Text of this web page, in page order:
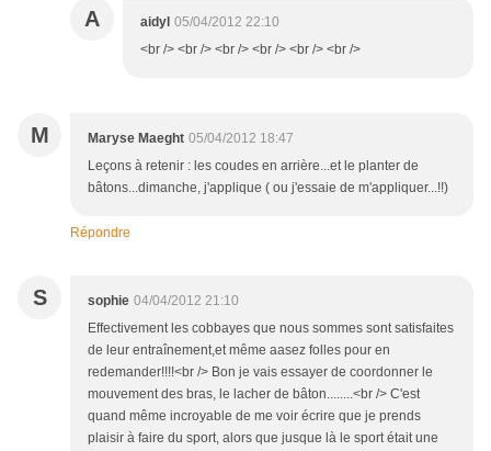
A aidyl 05/04/2012 22:10
<br /> <br /> <br /> <br /> <br /> <br />
M Maryse Maeght 05/04/2012 18:47
Leçons à retenir : les coudes en arrière...et le planter de
bâtons...dimanche, j'applique ( ou j'essaie de m'appliquer...!!)
Répondre
S sophie 04/04/2012 21:10
Effectivement les cobbayes que nous sommes sont satisfaites
de leur entraînement,et même aasez folles pour en
redemander!!!!<br /> Bon je vais essayer de coordonner le
mouvement des bras, le lacher de bâton........<br /> C'est
quand même incroyable de me voir écrire que je prends
plaisir à faire du sport, alors que jusque là le sport était une